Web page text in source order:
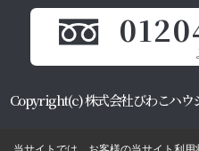
Copyright(c) 株式会社びわこハウ